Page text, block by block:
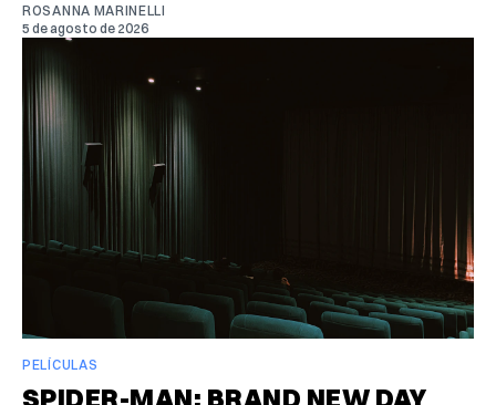
ROSANNA MARINELLI
5 de agosto de 2026
PELÍCULAS
SPIDER-MAN: BRAND NEW DAY